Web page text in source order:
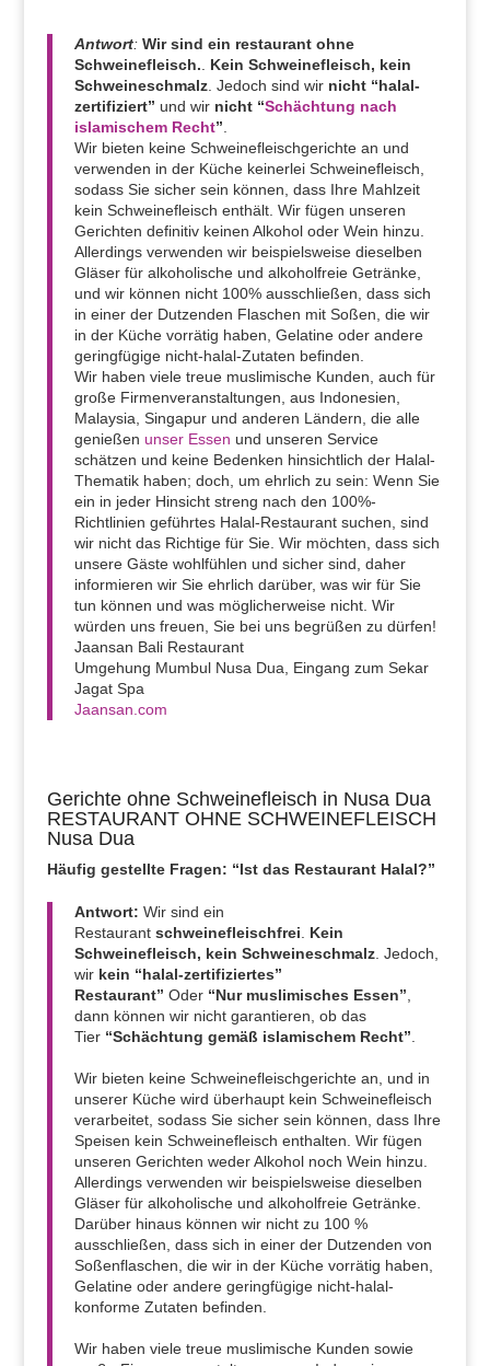
Antwort: Wir sind ein restaurant ohne
Schweinefleisch.. Kein Schweinefleisch, kein
Schweineschmalz. Jedoch sind wir nicht “halal-
zertifiziert” und wir nicht “Schächtung nach
islamischem Recht”.
Wir bieten keine Schweinefleischgerichte an und
verwenden in der Küche keinerlei Schweinefleisch,
sodass Sie sicher sein können, dass Ihre Mahlzeit
kein Schweinefleisch enthält. Wir fügen unseren
Gerichten definitiv keinen Alkohol oder Wein hinzu.
Allerdings verwenden wir beispielsweise dieselben
Gläser für alkoholische und alkoholfreie Getränke,
und wir können nicht 100% ausschließen, dass sich
in einer der Dutzenden Flaschen mit Soßen, die wir
in der Küche vorrätig haben, Gelatine oder andere
geringfügige nicht-halal-Zutaten befinden.
Wir haben viele treue muslimische Kunden, auch für
große Firmenveranstaltungen, aus Indonesien,
Malaysia, Singapur und anderen Ländern, die alle
genießen unser Essen und unseren Service
schätzen und keine Bedenken hinsichtlich der Halal-
Thematik haben; doch, um ehrlich zu sein: Wenn Sie
ein in jeder Hinsicht streng nach den 100%-
Richtlinien geführtes Halal-Restaurant suchen, sind
wir nicht das Richtige für Sie. Wir möchten, dass sich
unsere Gäste wohlfühlen und sicher sind, daher
informieren wir Sie ehrlich darüber, was wir für Sie
tun können und was möglicherweise nicht. Wir
würden uns freuen, Sie bei uns begrüßen zu dürfen!
Jaansan Bali Restaurant
Umgehung Mumbul Nusa Dua, Eingang zum Sekar
Jagat Spa
Jaansan.com
Gerichte ohne Schweinefleisch in Nusa Dua
RESTAURANT OHNE SCHWEINEFLEISCH
Nusa Dua
Häufig gestellte Fragen: “Ist das Restaurant Halal?”
Antwort: Wir sind ein
Restaurant schweinefleischfrei. Kein
Schweinefleisch, kein Schweineschmalz. Jedoch,
wir kein “halal-zertifiziertes”
Restaurant” Oder “Nur muslimisches Essen”,
dann können wir nicht garantieren, ob das
Tier “Schächtung gemäß islamischem Recht”.
Wir bieten keine Schweinefleischgerichte an, und in
unserer Küche wird überhaupt kein Schweinefleisch
verarbeitet, sodass Sie sicher sein können, dass Ihre
Speisen kein Schweinefleisch enthalten. Wir fügen
unseren Gerichten weder Alkohol noch Wein hinzu.
Allerdings verwenden wir beispielsweise dieselben
Gläser für alkoholische und alkoholfreie Getränke.
Darüber hinaus können wir nicht zu 100 %
ausschließen, dass sich in einer der Dutzenden von
Soßenflaschen, die wir in der Küche vorrätig haben,
Gelatine oder andere geringfügige nicht-halal-
konforme Zutaten befinden.
Wir haben viele treue muslimische Kunden sowie